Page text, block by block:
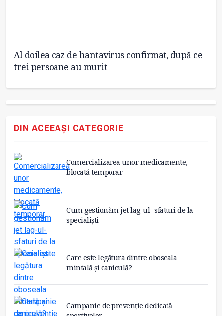
Al doilea caz de hantavirus confirmat, după ce
trei persoane au murit
DIN ACEEAȘI CATEGORIE
Comercializarea unor medicamente,
blocată temporar
Cum gestionăm jet lag-ul- sfaturi de la
specialiști
Care este legătura dintre oboseala
mintală și caniculă?
Campanie de prevenție dedicată